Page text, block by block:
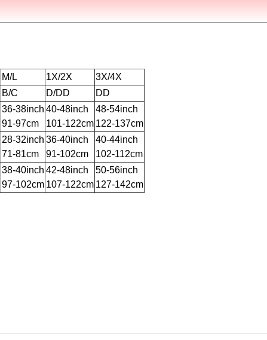
M/L 1X/2X
3X/4X
B/C D/DD DD
36-38inch
91-97cm
40-48inch
101-122cm
48-54inch
122-137cm
28-32inch
71-81cm
36-40inch
91-102cm
40-44inch
102-112cm
38-40inch
97-102cm
42-48inch
107-122cm
50-56inch
127-142cm